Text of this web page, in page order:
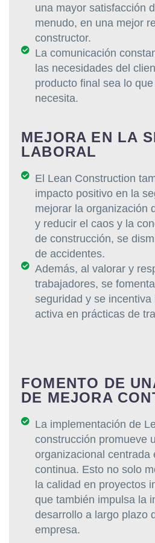
una mayor satisfacción
menudo, en una mejor
constructor.
La comunicación
las necesidades del
producto final sea lo
necesita.
MEJORA EN LA
LABORAL
El Lean Construction
impacto positivo en la
mejorar la organización
y reducir el caos y la
de construcción, se
de accidentes.
Además, al valorar y
trabajadores, se
seguridad y se incentiva
activa en prácticas de
FOMENTO DE
DE MEJORA
La implementación de
construcción promueve
organizacional centrada
continua. Esto no solo
la calidad en proyectos
que también impulsa la
desarrollo a largo plazo
empresa.